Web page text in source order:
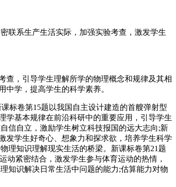
联系生产生活实际，加强实验考查，激发学生
，引导学生理解所学的物理概念和规律及其相
学，提高学生的科学素养。
标卷第15题以我国自主设计建造的首艘弹射型
基本规律在前沿科研中的重要应用，引导学生
信自立，激励学生树立科技报国的远大志向;新
发学生好奇心、想象力和探求欲，培养学生科学
理知识理解现实生活的桥梁。新课标卷第21题
动紧密结合，激发学生参与体育运动的热情，
知识解决日常生活中问题的能力;估算能力对物